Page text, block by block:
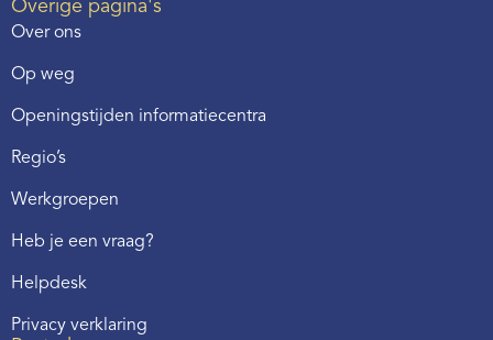
Overige pagina's
Over ons
Op weg
Openingstijden informatiecentra
Regio’s
Werkgroepen
Heb je een vraag?
Helpdesk
Privacy verklaring